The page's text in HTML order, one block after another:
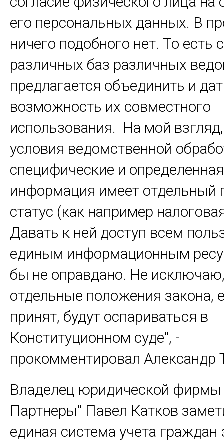
его персональных данных. В
ничего подобного нет. То есть
различных баз различных
предлагается объединить и
возможность их совместного
использования. На мой
условия ведомственной
специфические и определенная
информация имеет отдельный
статус (как например
Давать к ней доступ всем
единым информационным
бы не оправдано. Не
отдельные положения закона,
принят, будут оспариваться в
Конституционном суде", -
прокомментировал Александр
Владелец юридической фирмы
Партнеры" Павел Катков
единая система учета граждан